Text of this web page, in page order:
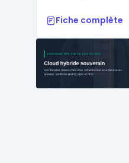
Fiche complète